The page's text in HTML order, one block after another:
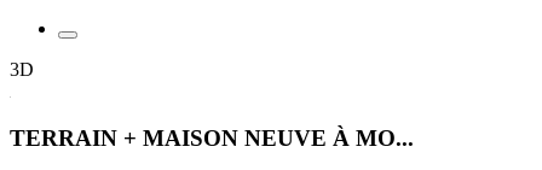
3D
TERRAIN + MAISON NEUVE À MO...